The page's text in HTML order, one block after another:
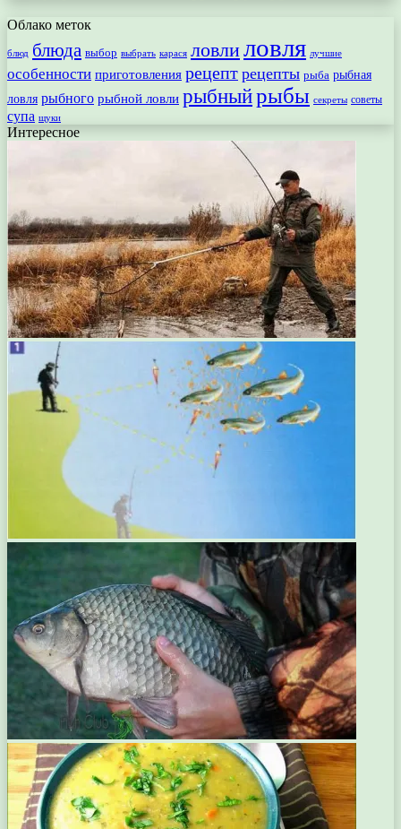
Облако меток
блюд блюда выбор выбрать карася ловлиловля лучшие
особенности приготовления рецепт рецепты рыба рыбная
ловля рыбного рыбной ловли рыбныйрыбы секреты советы
супа щуки
Интересное